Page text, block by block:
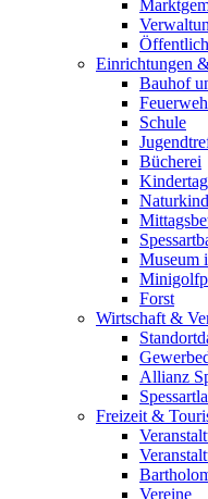
Einrichtungen
Bauhof
Schule
Bücherei
Museum
Forst
Wirtschaft &
Allianz
Freizeit &
Vereine